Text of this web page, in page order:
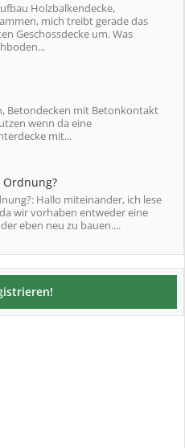
Holzbalkendecke,
mich treibt gerade das
Geschossdecke um. Was
Betondecken mit Betonkontakt
wenn da eine
mit...
Hallo miteinander, ich lese
wir vorhaben entweder eine
eben neu zu bauen....